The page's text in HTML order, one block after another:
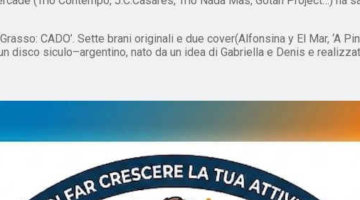
CADO’. Sette brani originali e due cover(Alfonsina y El Mar, ‘A
disco siculo–argentino, nato da un idea di Gabriella e Denis e